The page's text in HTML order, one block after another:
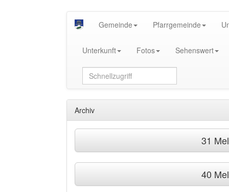
Gemeinde Pfarrgemeinde
Unterkunft Fotos Sehenswert
Archiv
31
40